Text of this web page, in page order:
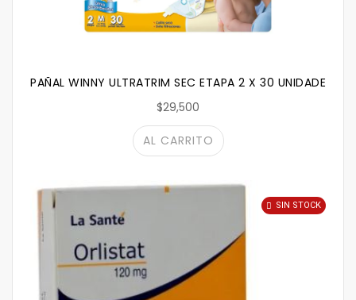
PAÑAL WINNY ULTRATRIM SEC ETAPA 2 X 30 UNIDADES
$29,500
AL CARRITO
SIN STOCK